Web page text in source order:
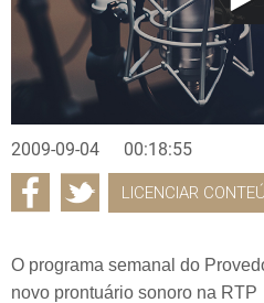
2009-09-04 00:18:55
LICENCIAR
O programa semanal do
novo prontuário sonoro na RTP